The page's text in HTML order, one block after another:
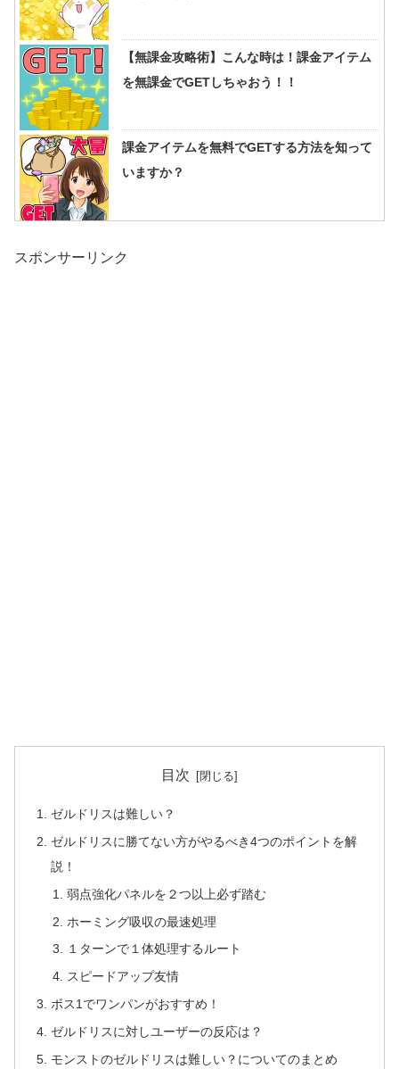
【無課金攻略術】こんな時は！課金アイテム
を無課金でGETしちゃおう！！
課金アイテムを無料でGETする方法を知って
いますか？
スポンサーリンク
目次
ゼルドリスは難しい？
ゼルドリスに勝てない方がやるべき4つのポイントを解
説！
弱点強化パネルを２つ以上必ず踏む
ホーミング吸収の最速処理
１ターンで１体処理するルート
スピードアップ友情
ボス1でワンパンがおすすめ！
ゼルドリスに対しユーザーの反応は？
モンストのゼルドリスは難しい？についてのまとめ